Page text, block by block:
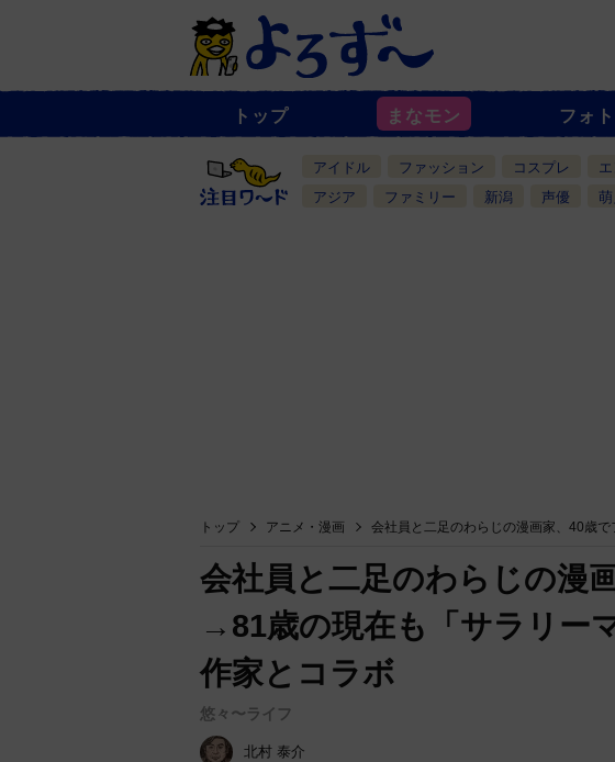
ュ
一
覧
トップ まなモン フォト
アイドル ファッション コスプレ
アジア
ファミリー 新潟 声優 萌
トップ アニメ・漫画 会社員と二足のわらじの漫画家、40歳
会社員と二足のわらじの漫
→81歳の現在も「サラリー
作家とコラボ
悠々〜ライフ
北村 泰介